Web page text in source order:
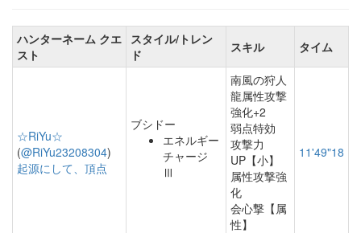
ハンターネーム クエ
スト
スタイル/トレン
ド
スキル タイム
☆RiYu☆
(@RiYu23208304)
起源にして、頂点
ブシドー
エネルギー
チャージ
Ⅲ
南風の狩人
龍属性攻撃
強化+2
弱点特効
攻撃力
UP【小】
属性攻撃強
化
会心撃【属
性】
11'49"18